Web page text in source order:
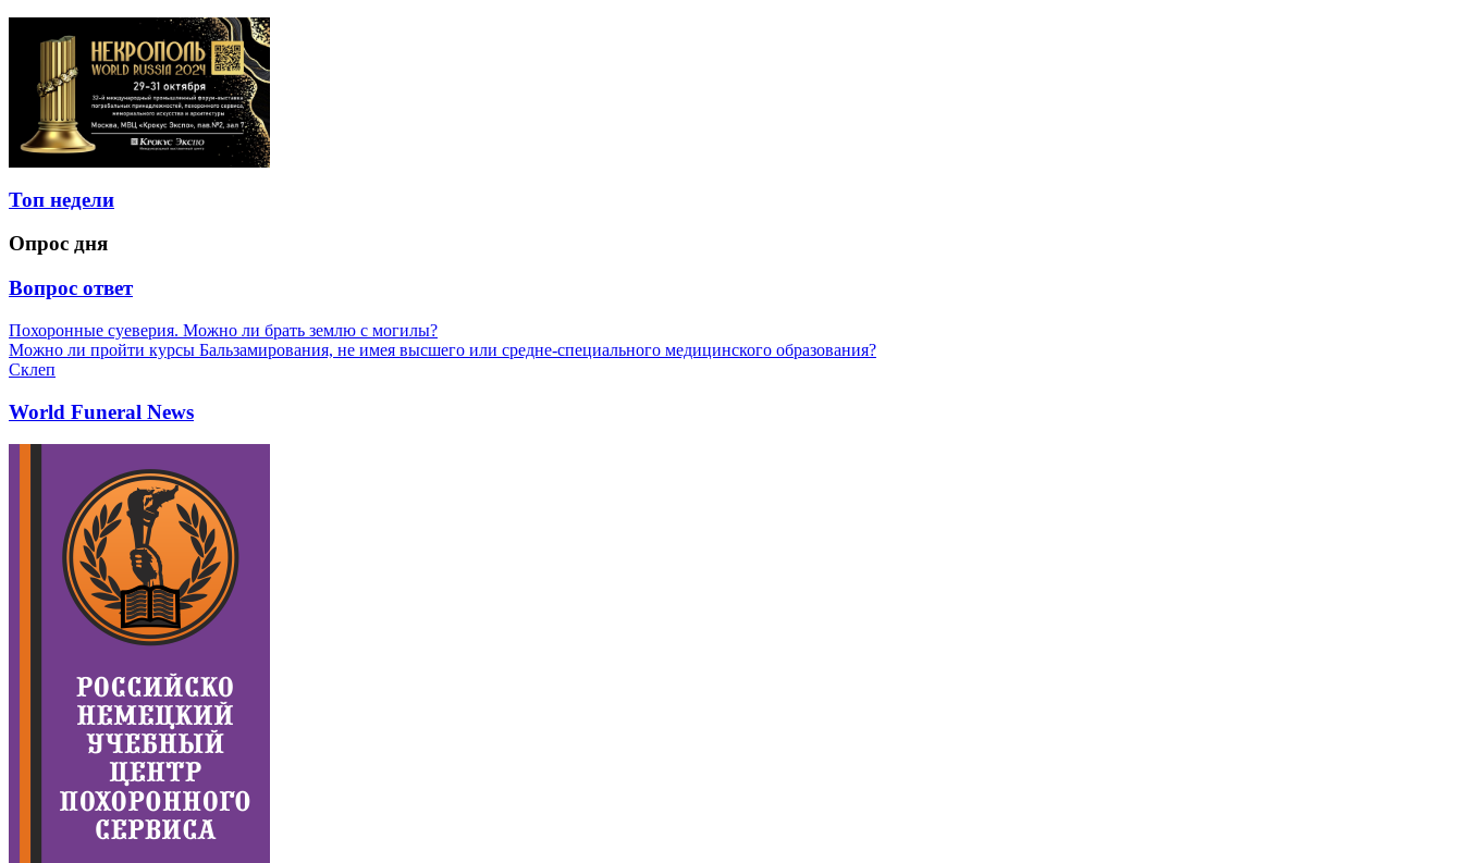
Топ недели
Опрос дня
Вопрос ответ
Похоронные суеверия. Можно ли брать землю с могилы?
Можно ли пройти курсы Бальзамирования, не имея высшего или средне-специального медицинского образования?
Склеп
World Funeral News